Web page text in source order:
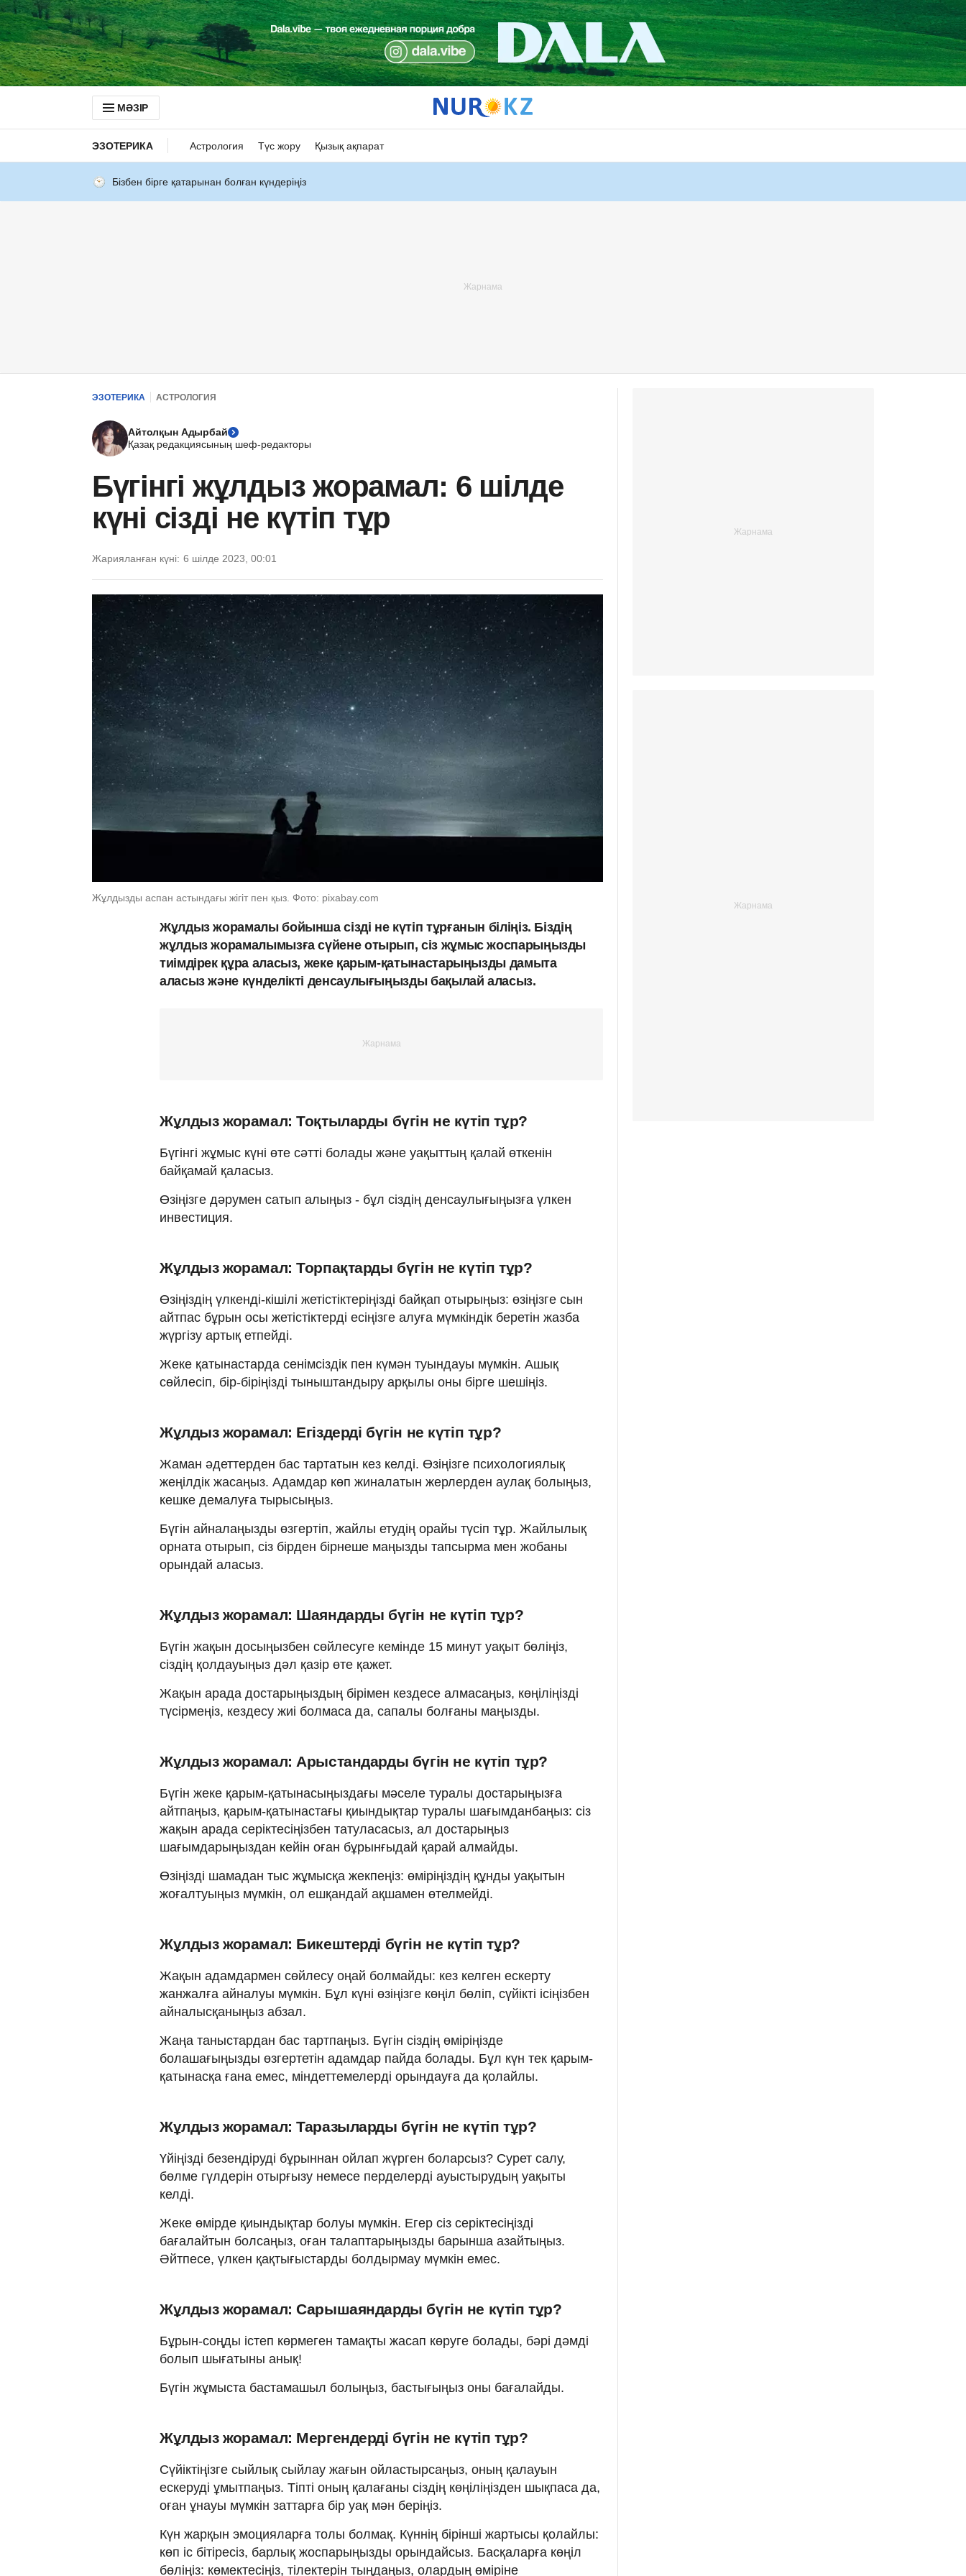
МӘЗІР
ЭЗОТЕРИКА Астрология Түс жору Қызық ақпарат
Бізбен бірге қатарынан болған күндеріңіз
ЭЗОТЕРИКА АСТРОЛОГИЯ
Айтолқын Адырбай
Қазақ редакциясының шеф-редакторы
Бүгінгі жұлдыз жорамал: 6 шілде
күні сізді не күтіп тұр
Жарияланған күні: 6 шілде 2023, 00:01
Жұлдызды аспан астындағы жігіт пен қыз. Фото: pixabay.com
Жұлдыз жорамалы бойынша сізді не күтіп тұрғанын біліңіз. Біздің
жұлдыз жорамалымызға сүйене отырып, сіз жұмыс жоспарыңызды
тиімдірек құра аласыз, жеке қарым-қатынастарыңызды дамыта
аласыз және күнделікті денсаулығыңызды бақылай аласыз.
Жұлдыз жорамал: Тоқтыларды бүгін не күтіп тұр?
Бүгінгі жұмыс күні өте сәтті болады және уақыттың қалай өткенін
байқамай қаласыз.
Өзіңізге дәрумен сатып алыңыз - бұл сіздің денсаулығыңызға үлкен
инвестиция.
Жұлдыз жорамал: Торпақтарды бүгін не күтіп тұр?
Өзіңіздің үлкенді-кішілі жетістіктеріңізді байқап отырыңыз: өзіңізге сын
айтпас бұрын осы жетістіктерді есіңізге алуға мүмкіндік беретін жазба
жүргізу артық етпейді.
Жеке қатынастарда сенімсіздік пен күмән туындауы мүмкін. Ашық
сөйлесіп, бір-біріңізді тыныштандыру арқылы оны бірге шешіңіз.
Жұлдыз жорамал: Егіздерді бүгін не күтіп тұр?
Жаман әдеттерден бас тартатын кез келді. Өзіңізге психологиялық
жеңілдік жасаңыз. Адамдар көп жиналатын жерлерден аулақ болыңыз,
кешке демалуға тырысыңыз.
Бүгін айналаңызды өзгертіп, жайлы етудің орайы түсіп тұр. Жайлылық
орната отырып, сіз бірден бірнеше маңызды тапсырма мен жобаны
орындай аласыз.
Жұлдыз жорамал: Шаяндарды бүгін не күтіп тұр?
Бүгін жақын досыңызбен сөйлесуге кемінде 15 минут уақыт бөліңіз,
сіздің қолдауыңыз дәл қазір өте қажет.
Жақын арада достарыңыздың бірімен кездесе алмасаңыз, көңіліңізді
түсірмеңіз, кездесу жиі болмаса да, сапалы болғаны маңызды.
Жұлдыз жорамал: Арыстандарды бүгін не күтіп тұр?
Бүгін жеке қарым-қатынасыңыздағы мәселе туралы достарыңызға
айтпаңыз, қарым-қатынастағы қиындықтар туралы шағымданбаңыз: сіз
жақын арада серіктесіңізбен татуласасыз, ал достарыңыз
шағымдарыңыздан кейін оған бұрынғыдай қарай алмайды.
Өзіңізді шамадан тыс жұмысқа жекпеңіз: өміріңіздің құнды уақытын
жоғалтуыңыз мүмкін, ол ешқандай ақшамен өтелмейді.
Жұлдыз жорамал: Бикештерді бүгін не күтіп тұр?
Жақын адамдармен сөйлесу оңай болмайды: кез келген ескерту
жанжалға айналуы мүмкін. Бұл күні өзіңізге көңіл бөліп, сүйікті ісіңізбен
айналысқаныңыз абзал.
Жаңа таныстардан бас тартпаңыз. Бүгін сіздің өміріңізде
болашағыңызды өзгертетін адамдар пайда болады. Бұл күн тек қарым-
қатынасқа ғана емес, міндеттемелерді орындауға да қолайлы.
Жұлдыз жорамал: Таразыларды бүгін не күтіп тұр?
Үйіңізді безендіруді бұрыннан ойлап жүрген боларсыз? Сурет салу,
бөлме гүлдерін отырғызу немесе перделерді ауыстырудың уақыты
келді.
Жеке өмірде қиындықтар болуы мүмкін. Егер сіз серіктесіңізді
бағалайтын болсаңыз, оған талаптарыңызды барынша азайтыңыз.
Әйтпесе, үлкен қақтығыстарды болдырмау мүмкін емес.
Жұлдыз жорамал: Сарышаяндарды бүгін не күтіп тұр?
Бұрын-соңды істеп көрмеген тамақты жасап көруге болады, бәрі дәмді
болып шығатыны анық!
Бүгін жұмыста бастамашыл болыңыз, бастығыңыз оны бағалайды.
Жұлдыз жорамал: Мергендерді бүгін не күтіп тұр?
Сүйіктіңізге сыйлық сыйлау жағын ойластырсаңыз, оның қалауын
ескеруді ұмытпаңыз. Тіпті оның қалағаны сіздің көңіліңізден шықпаса да,
оған ұнауы мүмкін заттарға бір уақ мән беріңіз.
Күн жарқын эмоцияларға толы болмақ. Күннің бірінші жартысы қолайлы:
көп іс бітіресіз, барлық жоспарыңызды орындайсыз. Басқаларға көңіл
бөліңіз: көмектесіңіз, тілектерін тыңдаңыз, олардың өміріне